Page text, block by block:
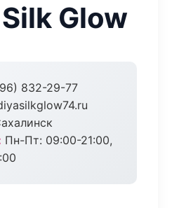
Glow
832-29-77
Пн-Пт: 09:00-21:00,